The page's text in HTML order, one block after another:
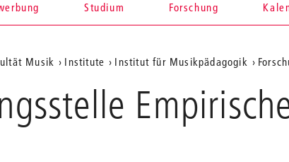
&
Studium Forschung
Musik Institute Institut für Musikpädagogik